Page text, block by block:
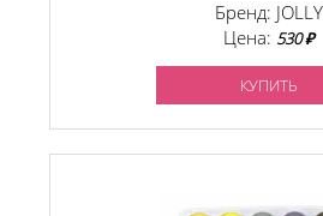
Бренд: JOLLY
Цена: 530 ₽
КУПИТЬ